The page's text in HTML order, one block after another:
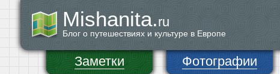
Mishanita.ru
Блог о путешествиях и культуре в Европе
Заметки Фотографии